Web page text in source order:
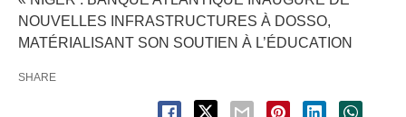
NOUVELLES INFRASTRUCTURES À DOSSO,
MATÉRIALISANT SON SOUTIEN À L’ÉDUCATION
SHARE